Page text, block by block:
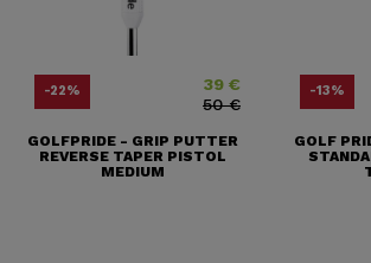
-22% Price39 €
Regular price
50 €
GOLFPRIDE - GRIP PUTTER
REVERSE TAPER PISTOL
MEDIUM
-13%
GOLF